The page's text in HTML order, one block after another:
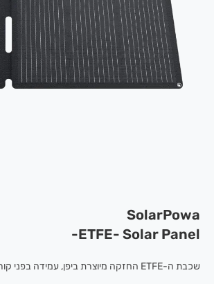
SolarPowa
ETFE- Solar Panel-
שכבת ה-ETFE החזקה מיוצרת ביפן, עמידה בפני קורוזיה וכתמים אך שומרת על הבהירות שלה